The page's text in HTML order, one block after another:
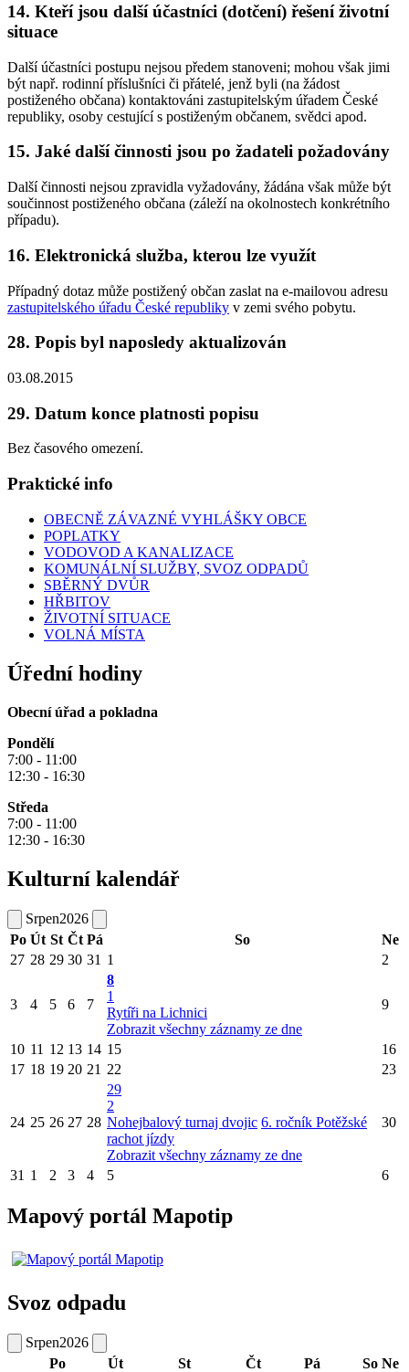
14. Kteří jsou další účastníci (dotčení) řešení životní
situace
Další účastníci postupu nejsou předem stanoveni; mohou však jimi
být např. rodinní příslušníci či přátelé, jenž byli (na žádost
postiženého občana) kontaktováni zastupitelským úřadem České
republiky, osoby cestující s postiženým občanem, svědci apod.
15. Jaké další činnosti jsou po žadateli požadovány
Další činnosti nejsou zpravidla vyžadovány, žádána však může být
součinnost postiženého občana (záleží na okolnostech konkrétního
případu).
16. Elektronická služba, kterou lze využít
Případný dotaz může postižený občan zaslat na e-mailovou adresu
zastupitelského úřadu České republiky v zemi svého pobytu.
28. Popis byl naposledy aktualizován
03.08.2015
29. Datum konce platnosti popisu
Bez časového omezení.
Praktické info
OBECNĚ ZÁVAZNÉ VYHLÁŠKY OBCE
POPLATKY
VODOVOD A KANALIZACE
KOMUNÁLNÍ SLUŽBY, SVOZ ODPADŮ
SBĚRNÝ DVŮR
HŘBITOV
ŽIVOTNÍ SITUACE
VOLNÁ MÍSTA
Úřední hodiny
Obecní úřad a pokladna
Pondělí
7:00 - 11:00
12:30 - 16:30
Středa
7:00 - 11:00
12:30 - 16:30
Kulturní kalendář
Srpen2026
Po Út St Čt Pá So
Ne
27 28 29 30 31 1 2
3 4 5 6 7
8
1
Rytíři na Lichnici
Zobrazit všechny záznamy ze dne
9
10 11 12 13 14 15
16
17 18 19 20 21 22 23
24 25 26 27 28
29
2
Nohejbalový turnaj dvojic 6. ročník Potěžské
rachot jízdy
Zobrazit všechny záznamy ze dne
30
31 1 2 3 4 5 6
Mapový portál Mapotip
Svoz odpadu
Srpen2026
Po
Út St Čt Pá So Ne